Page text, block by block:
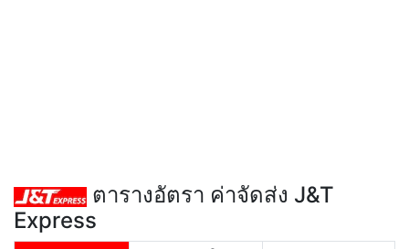
ตารางอัตรา ค่าจัดส่ง J&T
Express